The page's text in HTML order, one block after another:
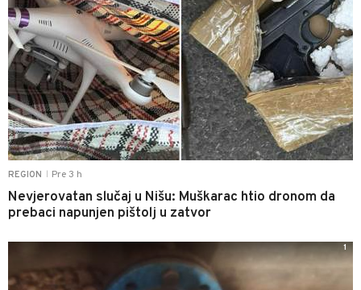
REGION Pre 3 h
Nevjerovatan slučaj u Nišu: Muškarac htio dronom da
prebaci napunjen pištolj u zatvor
1